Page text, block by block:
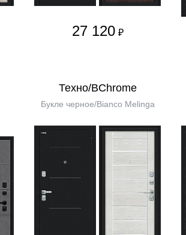
27 120 ₽
Техно/BChrome
Букле черное/Bianco Melinga